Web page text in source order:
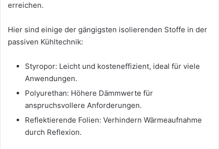
erreichen.
Hier sind einige der gängigsten isolierenden Stoffe in der
passiven Kühltechnik:
Styropor: Leicht und kosteneffizient, ideal für viele
Anwendungen.
Polyurethan: Höhere Dämmwerte für
anspruchsvollere Anforderungen.
Reflektierende Folien: Verhindern Wärmeaufnahme
durch Reflexion.